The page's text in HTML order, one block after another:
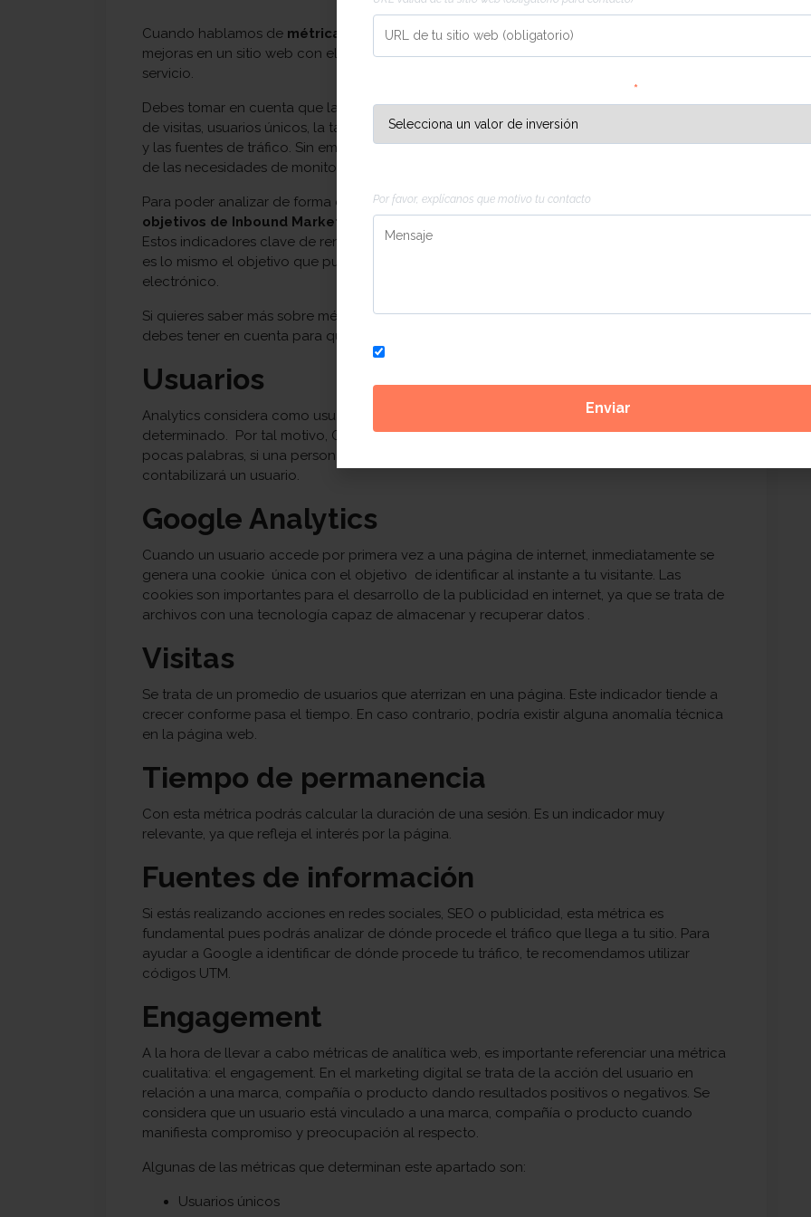
*
Por favor, explícanos que motivo tu contacto
Cuando hablamos de métricas de analítica web recaba datos de utilidad para realizar
mejoras en un sitio web con el objetivo de atraer nuevos usuarios y ofrecer un mejor
servicio.
Debes tomar en cuenta que las métricas de analítica webmás habituales son el número
de visitas, usuarios únicos, la tasa de rebote, las páginas visitadas, el tiempo de navegación
y las fuentes de tráfico. Sin embargo, existen muchas métricas que se usarán dependiendo
de las necesidades de monitorización de cada sitio web.
Para poder analizar de forma correcta los resultados obtenidos, debes tener claros los
objetivos de Inbound Marketing
que deseas alcanzar y basarte en una serie de KPIs.
Estos indicadores clave de rendimiento serán distintos en función a tu negocio, ya que no
es lo mismo el objetivo que puedas tener con un sitio corporativo que un comercio
electrónico.
Si quieres saber más sobre métricas, a continuación te mostramos algunas esenciales que
debes tener en cuenta para que tus KPIs sean efectivos:
Usuarios
Analytics considera como usuario a todos aquellos que acceden a tu sitio en un tiempo
determinado. Por tal motivo, Google identifica a cada usuario mediante una cookie, en
pocas palabras, si una persona navega durante el día en tu página, Google Analytics sólo
contabilizará un usuario.
Google Analytics
Cuando un usuario accede por primera vez a una página de internet, inmediatamente se
genera una cookie única con el objetivo de identificar al instante a tu visitante. Las
cookies son importantes para el desarrollo de la publicidad en internet, ya que se trata de
archivos con una tecnología capaz de almacenar y recuperar datos .
Visitas
Se trata de un promedio de usuarios que aterrizan en una página. Este indicador tiende a
crecer conforme pasa el tiempo. En caso contrario, podría existir alguna anomalía técnica
en la página web.
Tiempo de permanencia
Con esta métrica podrás calcular la duración de una sesión. Es un indicador muy
relevante, ya que refleja el interés por la página.
Fuentes de información
Si estás realizando acciones en redes sociales, SEO o publicidad, esta métrica es
fundamental pues podrás analizar de dónde procede el tráfico que llega a tu sitio. Para
ayudar a Google a identificar de dónde procede tu tráfico, te recomendamos utilizar
códigos UTM.
Engagement
A la hora de llevar a cabo métricas de analítica web, es importante referenciar una métrica
cualitativa: el engagement. En el marketing digital se trata de la acción del usuario en
relación a una marca, compañía o producto dando resultados positivos o negativos. Se
considera que un usuario está vinculado a una marca, compañía o producto cuando
manifiesta compromiso y preocupación al respecto.
Algunas de las métricas que determinan este apartado son:
Usuarios únicos